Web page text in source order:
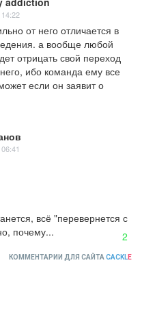
от него отличается в
а вообще любой
отрицать свой переход
ибо команда ему все
если он заявит о
всё "перевернется с
почему...
2
КОММЕНТАРИИ ДЛЯ САЙТА CACKLE